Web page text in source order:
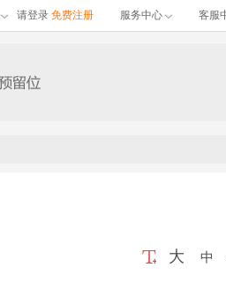
请登录 免费注册 服务中心 客服
大 中